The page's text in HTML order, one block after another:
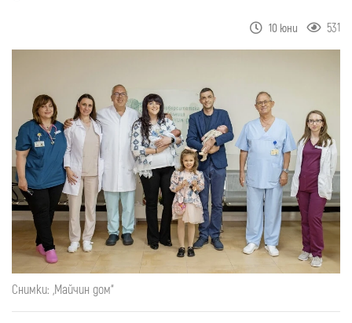
10 юни 531
Снимки: „Майчин дом“